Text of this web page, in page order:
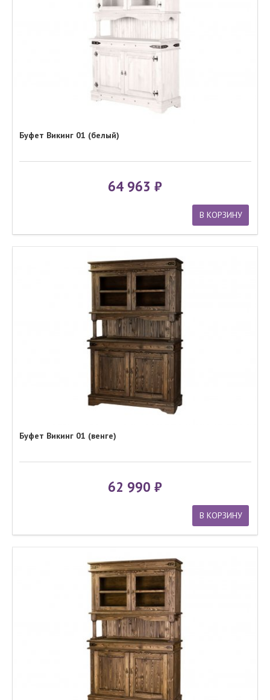
Буфет Викинг 01 (белый)
64 963
В КОРЗИНУ
Буфет Викинг 01 (венге)
62 990
В КОРЗИНУ